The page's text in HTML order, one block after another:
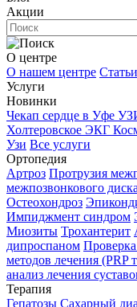
Акции
О центре
О нашем центре Статьи
Услуги
Новинки
Чекап сердце в Уфе
Холтеровское ЭКГ
Узи Все услуги
Ортопедия
Артроз Протрузия
межпозвонкового диска
Остеохондроз
Импиджмент синдром
Миозиты Трохантерит
дипроспаном
методов лечения (PRP
анализ лечения
Терапия
Гепатозы Сахарный